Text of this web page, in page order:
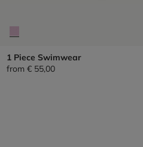
1 Piece Swimwear
from € 55,00